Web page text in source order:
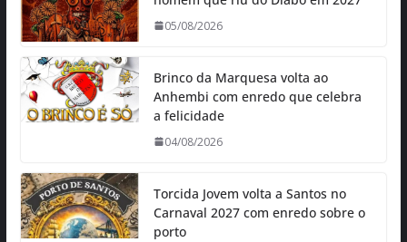
05/08/2026
Brinco da Marquesa volta ao
Anhembi com enredo que celebra
a felicidade
04/08/2026
Torcida Jovem volta a Santos no
Carnaval 2027 com enredo sobre o
porto